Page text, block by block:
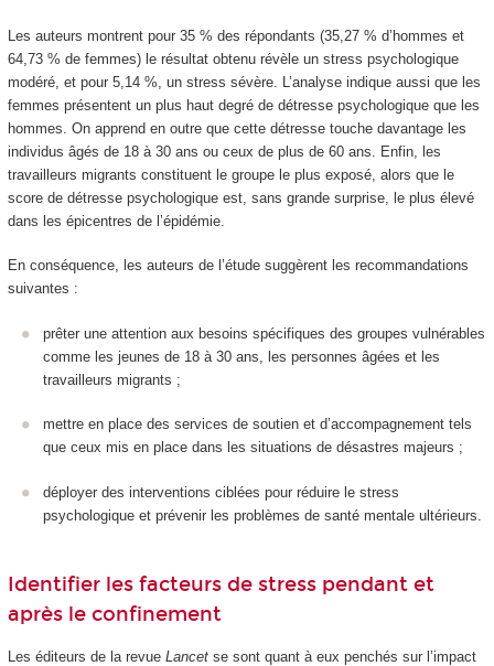
Les auteurs montrent pour 35 % des répondants (35,27 % d’hommes et
64,73 % de femmes) le résultat obtenu révèle un stress psychologique
modéré, et pour 5,14 %, un stress sévère. L’analyse indique aussi que les
femmes présentent un plus haut degré de détresse psychologique que les
hommes. On apprend en outre que cette détresse touche davantage les
individus âgés de 18 à 30 ans ou ceux de plus de 60 ans. Enfin, les
travailleurs migrants constituent le groupe le plus exposé, alors que le
score de détresse psychologique est, sans grande surprise, le plus élevé
dans les épicentres de l’épidémie.
En conséquence, les auteurs de l’étude suggèrent les recommandations
suivantes :
prêter une attention aux besoins spécifiques des groupes vulnérables
comme les jeunes de 18 à 30 ans, les personnes âgées et les
travailleurs migrants ;
mettre en place des services de soutien et d’accompagnement tels
que ceux mis en place dans les situations de désastres majeurs ;
déployer des interventions ciblées pour réduire le stress
psychologique et prévenir les problèmes de santé mentale ultérieurs.
Identifier les facteurs de stress pendant et
après le confinement
Les éditeurs de la revue Lancetse sont quant à eux penchés sur l’impact